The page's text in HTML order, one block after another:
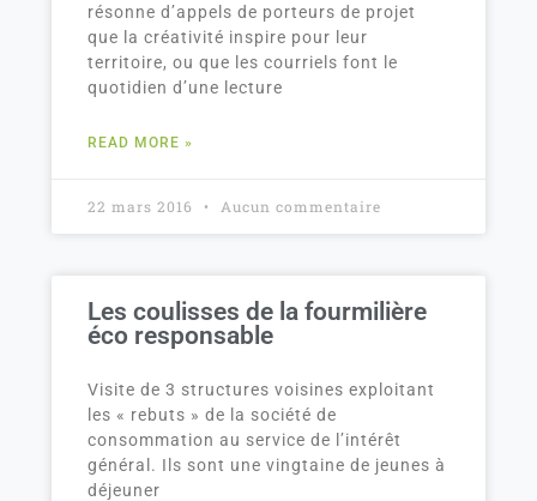
résonne d’appels de porteurs de projet
que la créativité inspire pour leur
territoire, ou que les courriels font le
quotidien d’une lecture
READ MORE »
22 mars 2016 Aucun commentaire
Les coulisses de la fourmilière
éco responsable
Visite de 3 structures voisines exploitant
les « rebuts » de la société de
consommation au service de l’intérêt
général. Ils sont une vingtaine de jeunes à
déjeuner